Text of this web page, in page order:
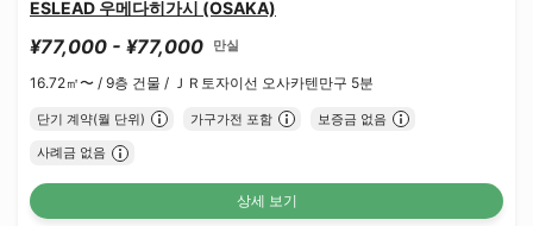
ESLEAD 우메다히가시 (OSAKA)
¥77,000 - ¥77,000 만실
16.72㎡〜 / 9층 건물 / ＪＲ토자이선 오사카텐만구 5분
단기 계약(월 단위) 가구가전 포함 보증금 없음
사례금 없음
상세 보기